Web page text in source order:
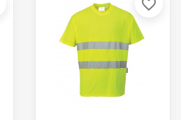
favorite_border